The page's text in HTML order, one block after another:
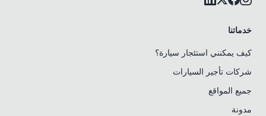
خدماتنا
كيف يمكنني استئجار سيارة؟
شركات تأجير السيارات
جميع المواقع
مدونة